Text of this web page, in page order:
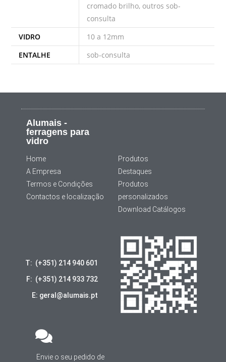
cromado brilho, outros sob-
consulta
VIDRO
10 a 12mm
ENTALHE
sob-consulta
Alumais -
ferragens para
vidro
Home
A Empresa
Termos e Condições
Contactos e localização
Produtos
Destaques
Produtos
personalizados
Download Catálogos
T: (+351) 214 940 601
F: (+351) 214 933 732
E: geral@alumais.pt
Envie o seu pedido de